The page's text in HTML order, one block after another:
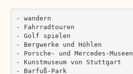
- wandern
- Fahrradtouren
- Golf spielen
- Bergwerke und Höhlen
- Porsche- und Mercedes-Museen
- Kunstmuseum von Stuttgart
- Barfuß-Park